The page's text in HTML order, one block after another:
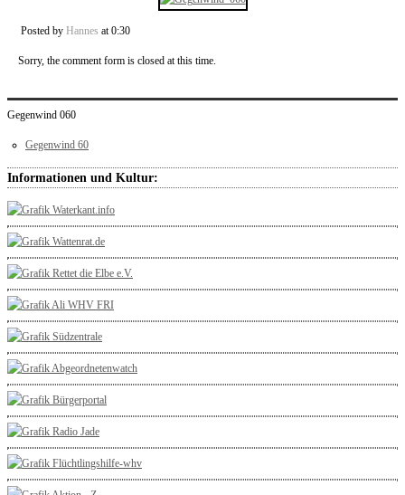
Posted by Hannes at 0:30
Sorry, the comment form is closed at this time.
Gegenwind 060
Gegenwind 60
Informationen und Kultur: